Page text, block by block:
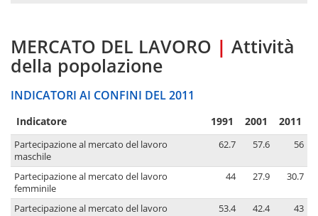
MERCATO DEL LAVORO | Attività
della popolazione
INDICATORI AI CONFINI DEL 2011
Indicatore 1991 2001 2011
Partecipazione al mercato del lavoro
maschile
62.7 57.6 56
Partecipazione al mercato del lavoro
femminile
44 27.9 30.7
Partecipazione al mercato del lavoro 53.4 42.4
43